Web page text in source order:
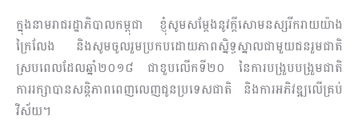
ក្នុងនាមរាជរដ្ឋាភិបាលកម្ពុជា ខ្ញុំសូមសម្តែងនូវក្តីសោមនស្សរីករាយយ៉ាង
ក្រៃលែង និងសូមចូលរួមប្រកបដោយភាពស្និទ្ធស្នាលជាមួយជនរួមជាតិ
ស្របពេលដែលឆ្នាំ២០១៨ ជាខួបលើកទី២០ នៃការបង្រួបបង្រួមជាតិ
ការរក្សាបានសន្តិភាពពេញលេញជូនប្រទេសជាតិ និងការអភិវឌ្ឍលើគ្រប់
វិស័យ។